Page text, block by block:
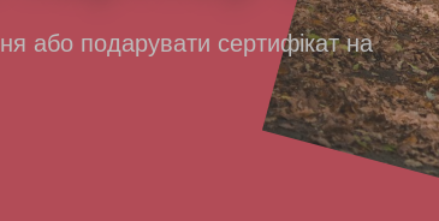
або подарувати сертифікат на